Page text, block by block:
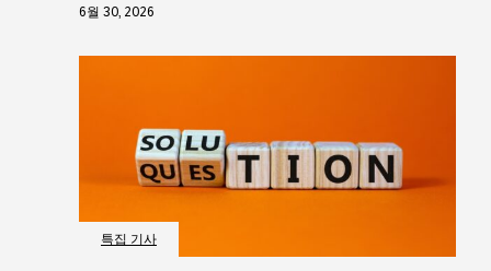
6월 30, 2026
특집 기사